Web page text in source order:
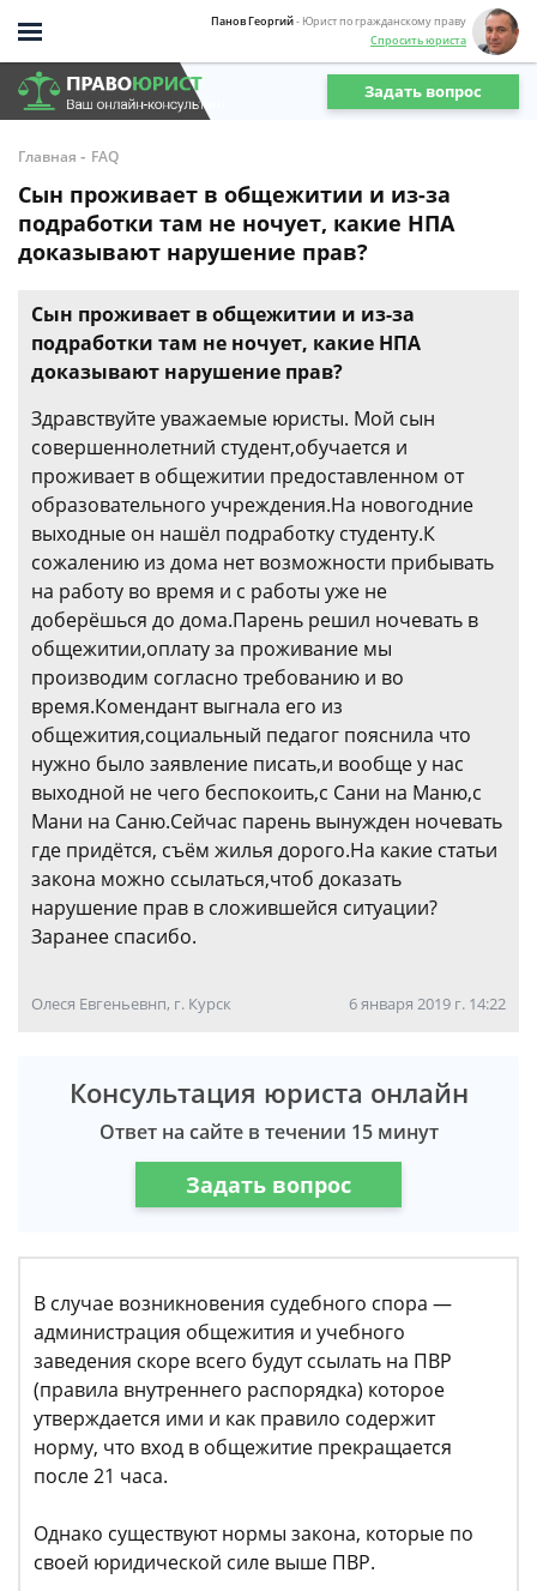
Панов Георгий- Юрист по гражданскому праву
Спросить юриста
Задать вопрос
Главная - FAQ
Сын проживает в общежитии и из-за
подработки там не ночует, какие НПА
доказывают нарушение прав?
Сын проживает в общежитии и из-за
подработки там не ночует, какие НПА
доказывают нарушение прав?
Здравствуйте уважаемые юристы. Мой сын
совершеннолетний студент,обучается и
проживает в общежитии предоставленном от
образовательного учреждения.На новогодние
выходные он нашёл подработку студенту.К
сожалению из дома нет возможности прибывать
на работу во время и с работы уже не
доберёшься до дома.Парень решил ночевать в
общежитии,оплату за проживание мы
производим согласно требованию и во
время.Комендант выгнала его из
общежития,социальный педагог пояснила что
нужно было заявление писать,и вообще у нас
выходной не чего беспокоить,с Сани на Маню,с
Мани на Саню.Сейчас парень вынужден ночевать
где придётся, съём жилья дорого.На какие статьи
закона можно ссылаться,чтоб доказать
нарушение прав в сложившейся ситуации?
Заранее спасибо.
Олеся Евгеньевнп, г. Курск 6 января 2019 г. 14:22
Консультация юриста онлайн
Ответ на сайте в течении 15 минут
Задать вопрос
В случае возникновения судебного спора —
администрация общежития и учебного
заведения скоре всего будут ссылать на ПВР
(правила внутреннего распорядка) которое
утверждается ими и как правило содержит
норму, что вход в общежитие прекращается
после 21 часа.
Однако существуют нормы закона, которые по
своей юридической силе выше ПВР.